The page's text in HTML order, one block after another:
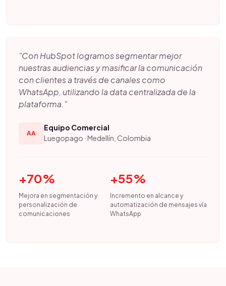
"Con HubSpot logramos segmentar mejor
nuestras audiencias y masificar la comunicación
con clientes a través de canales como
WhatsApp, utilizando la data centralizada de la
plataforma."
AA
Equipo Comercial
Luegopago · Medellín, Colombia
+70%
Mejora en segmentación y
personalización de
comunicaciones
+55%
Incremento en alcance y
automatización de mensajes vía
WhatsApp